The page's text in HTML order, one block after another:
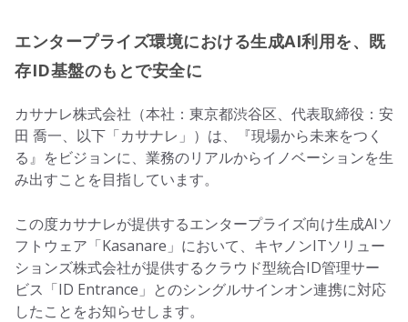
エンタープライズ環境における生成AI利用を、既
存ID基盤のもとで安全に
カサナレ株式会社（本社：東京都渋谷区、代表取締役：安
田 喬一、以下「カサナレ」）は、『現場から未来をつく
る』をビジョンに、業務のリアルからイノベーションを生
み出すことを目指しています。
この度カサナレが提供するエンタープライズ向け生成AIソ
フトウェア「Kasanare」において、キヤノンITソリュー
ションズ株式会社が提供するクラウド型統合ID管理サー
ビス「ID Entrance」とのシングルサインオン連携に対応
したことをお知らせします。